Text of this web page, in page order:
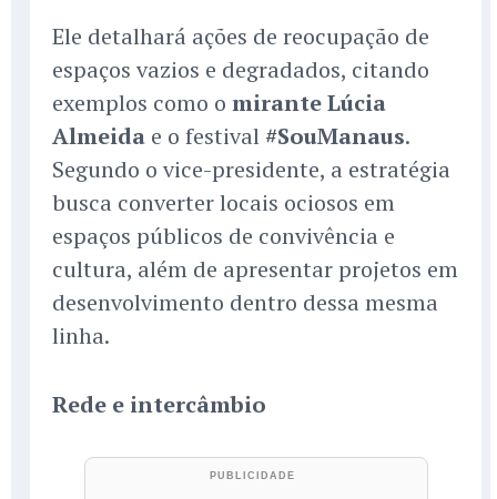
Ele detalhará ações de reocupação de
espaços vazios e degradados, citando
exemplos como o mirante Lúcia
Almeida e o festival #SouManaus.
Segundo o vice-presidente, a estratégia
busca converter locais ociosos em
espaços públicos de convivência e
cultura, além de apresentar projetos em
desenvolvimento dentro dessa mesma
linha.
Rede e intercâmbio